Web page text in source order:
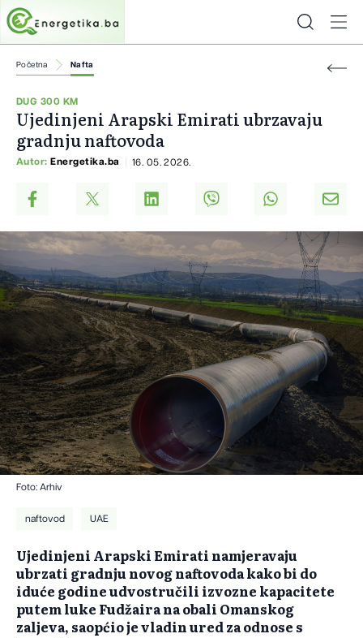
Početna Nafta
DUG 300 KM
Ujedinjeni Arapski Emirati ubrzavaju
gradnju naftovoda
Autor: Energetika.ba 16. 05. 2026.
Foto: Arhiv
naftovod UAE
Ujedinjeni Arapski Emirati namjeravaju
ubrzati gradnju novog naftovoda kako bi do
iduće godine udvostručili izvozne kapacitete
putem luke Fudžaira na obali Omanskog
zaljeva, saopćio je vladin ured za odnose s